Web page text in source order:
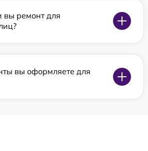
вы ремонт для
вы оформляете для